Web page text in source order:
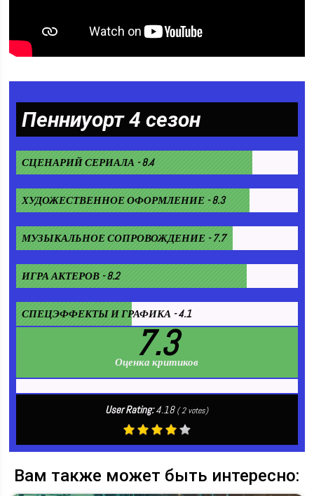
Пенниуорт 4 сезон
СЦЕНАРИЙ СЕРИАЛА - 8.4
ХУДОЖЕСТВЕННОЕ ОФОРМЛЕНИЕ - 8.3
МУЗЫКАЛЬНОЕ СОПРОВОЖДЕНИЕ - 7.7
ИГРА АКТЕРОВ - 8.2
СПЕЦЭФФЕКТЫ И ГРАФИКА - 4.1
7.3
Оценка критиков
User Rating:4.18 (2votes)
Вам также может быть интересно: